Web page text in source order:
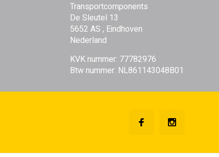
Transportcomponents
De Sleutel 13
5652 AS , Eindhoven
Nederland
KVK nummer: 77782976
Btw nummer: NL861143048B01